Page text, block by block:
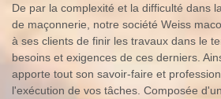
De par la complexité et la difficulté dans
de maçonnerie, notre société Weiss
à ses clients de finir les travaux dans le
besoins et exigences de ces derniers.
apporte tout son savoir-faire et
l'exécution de vos tâches. Composée